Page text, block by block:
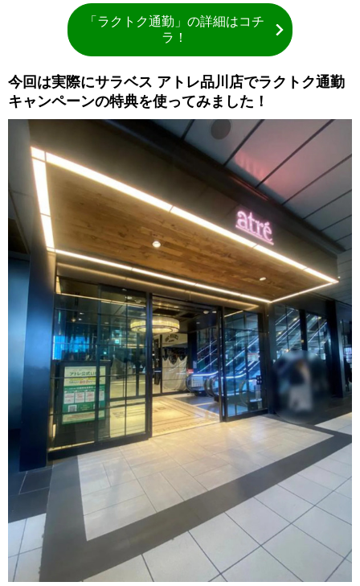
「ラクトク通勤」の詳細はコチ
ラ！
今回は実際にサラベス アトレ品川店でラクトク通勤
キャンペーンの特典を使ってみました！